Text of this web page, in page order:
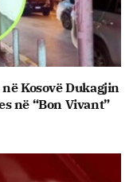
Kosovë Dukagjin
në “Bon Vivant”